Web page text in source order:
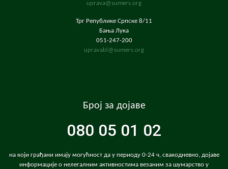
uprava@sumers.org
Трг Републике Српске 8/11
Бања Лука
051-247-200
upravabl@sumers.org
Број за дојаве
080 05 01 02
на који грађани имају могућност да у периоду 0-24 ч, свакодневно, дојаве
информације о нелегалним активностима везаним за шумарство у